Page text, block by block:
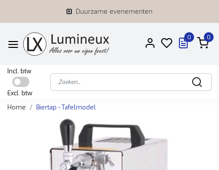
Duurzame evenementen
0 0
Incl. btw
Excl. btw
Home
Biertap - Tafelmodel